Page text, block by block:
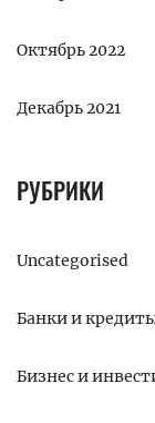
Октябрь 2022
Декабрь 2021
РУБРИКИ
Uncategorised
Банки и
Бизнес и